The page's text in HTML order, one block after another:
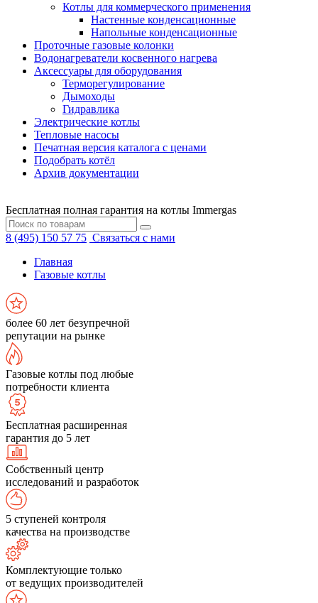
Котлы для коммерческого применения
Настенные конденсационные
Напольные конденсационные
Проточные газовые колонки
Водонагреватели косвенного нагрева
Аксессуары для оборудования
Терморегулирование
Дымоходы
Гидравлика
Электрические котлы
Тепловые насосы
Печатная версия каталога с ценами
Подобрать котёл
Архив документации
Бесплатная полная гарантия на котлы Immergas
8 (495) 150 57 75 Связаться с нами
Главная
Газовые котлы
более 60 лет безупречной
репутации на рынке
Газовые котлы под любые
потребности клиента
Бесплатная расширенная
гарантия до 5 лет
Собственный центр
исследований и разработок
5 ступеней контроля
качества на производстве
Комплектующие только
от ведущих производителей